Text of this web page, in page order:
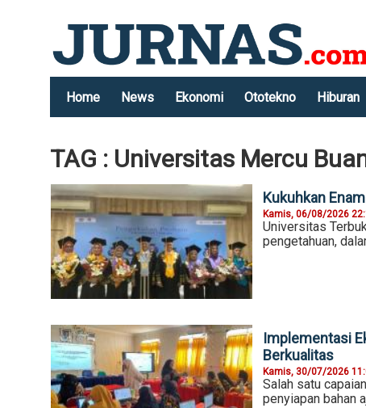
Home News Ekonomi Ototekno Hiburan
TAG : Universitas Mercu
Kukuhkan
Kamis, 06/08/2026
Universitas
pengetahuan,
Implementasi
Berkualitas
Kamis, 30/07/2026
Salah satu
penyiapan bahan